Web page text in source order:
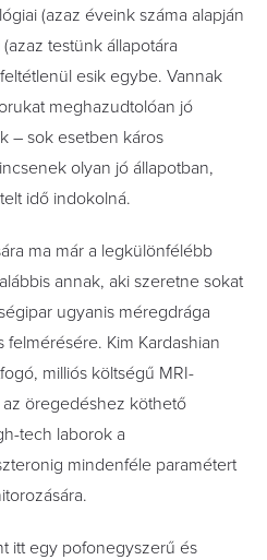
(azaz éveink száma alapján
testünk állapotára
esik egybe. Vannak
meghazudtolóan jó
– sok esetben káros
olyan jó állapotban,
idő indokolná.
ma már a legkülönfélébb
annak, aki szeretne sokat
ugyanis méregdrága
Kim Kardashian
milliós költségű MRI-
öregedéshez köthető
tech laborok a
mindenféle paramétert
itt egy pofonegyszerű és